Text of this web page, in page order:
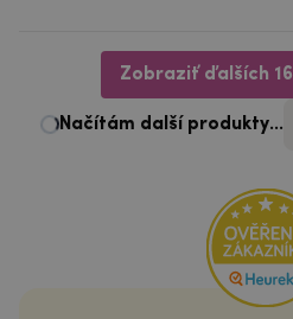
Zobraziť ďalších
1 2